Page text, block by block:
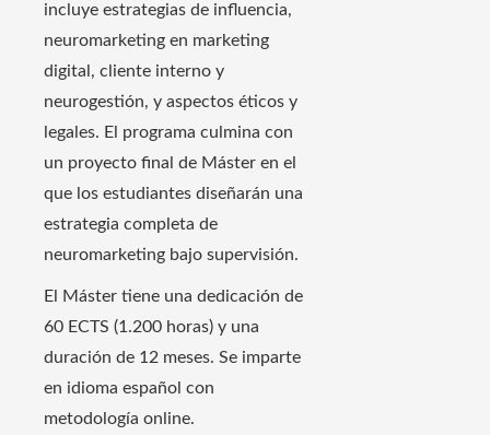
incluye estrategias de influencia,
neuromarketing en marketing
digital, cliente interno y
neurogestión, y aspectos éticos y
legales. El programa culmina con
un proyecto final de Máster en el
que los estudiantes diseñarán una
estrategia completa de
neuromarketing bajo supervisión.
El Máster tiene una dedicación de
60 ECTS (1.200 horas) y una
duración de 12 meses. Se imparte
en idioma español con
metodología online.